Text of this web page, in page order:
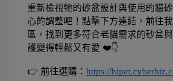
重新檢視牠的砂盆設計與使用的貓
心的調整吧！點擊下方連結，前往
區，找到更多符合老貓需求的砂盆
護變得輕鬆又有愛 ❤️👇
👉 前往選購： https://